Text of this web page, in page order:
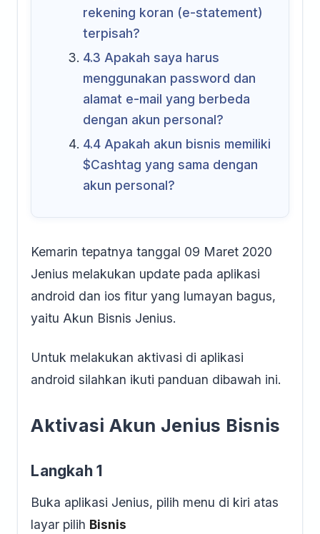
rekening koran (e-statement)
terpisah?
4.3 Apakah saya harus
menggunakan password dan
alamat e-mail yang berbeda
dengan akun personal?
4.4 Apakah akun bisnis memiliki
$Cashtag yang sama dengan
akun personal?
Kemarin tepatnya tanggal 09 Maret 2020
Jenius melakukan update pada aplikasi
android dan ios fitur yang lumayan bagus,
yaitu Akun Bisnis Jenius.
Untuk melakukan aktivasi di aplikasi
android silahkan ikuti panduan dibawah ini.
Aktivasi Akun Jenius Bisnis
Langkah 1
Buka aplikasi Jenius, pilih menu di kiri atas
layar pilih Bisnis